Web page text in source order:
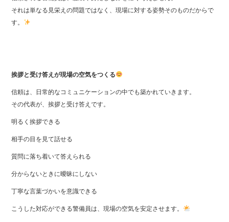
それは単なる見栄えの問題ではなく、現場に対する姿勢そのものだからで
す。
挨拶と受け答えが現場の空気をつくる
信頼は、日常的なコミュニケーションの中でも築かれていきます。
その代表が、挨拶と受け答えです。
明るく挨拶できる
相手の目を見て話せる
質問に落ち着いて答えられる
分からないときに曖昧にしない
丁寧な言葉づかいを意識できる
こうした対応ができる警備員は、現場の空気を安定させます。